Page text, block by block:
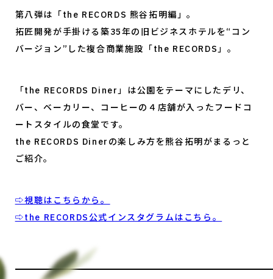
第八弾は「the RECORDS 熊谷拓明編」。
拓匠開発が手掛ける築35年の旧ビジネスホテルを“コン
バージョン”した複合商業施設「the RECORDS」。
「the RECORDS Diner」は公園をテーマにしたデリ、
バー、ベーカリー、コーヒーの４店舗が入ったフードコ
ートスタイルの食堂です。
the RECORDS Dinerの楽しみ方を熊谷拓明がまるっと
ご紹介。
⇨視聴はこちらから。
⇨the RECORDS公式インスタグラムはこちら。